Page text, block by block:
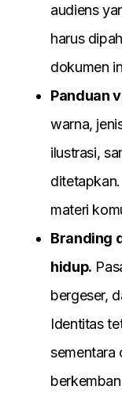
audiens
harus
dokumen
Panduan
warna,
ilustrasi,
materi
Branding
hidup.
bergeser,
Identitas
sementara